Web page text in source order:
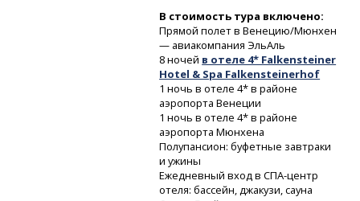
В стоимость тура включено:
Прямой полет в Венецию/Мюнхен
— авиакомпания ЭльАль
8 ночей в отеле 4* Falkensteiner
Hotel & Spa Falkensteinerhof
1 ночь в отеле 4* в районе
аэропорта Венеции
1 ночь в отеле 4* в районе
аэропорта Мюнхена
Полупансион: буфетные завтраки
и ужины
Ежедневный входв СПА-центр
отеля: бассейн, джакузи, сауна